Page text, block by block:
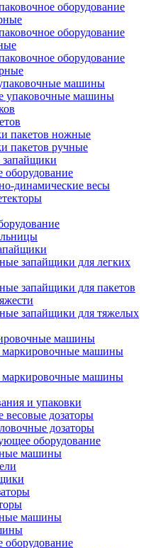
оборудование
оборудование
оборудование
машины
упаковочные машины
пакетов ножные
пакетов ручные
динамические весы
запайщики для легких
запайщики для пакетов
запайщики для тяжелых
машины
маркировочные машины
маркировочные машины
и упаковки
дозаторы
дозаторы
оборудование
машины
машины
оборудование